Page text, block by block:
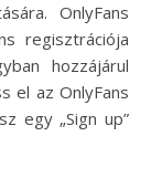
OnlyFans
regisztrációja
hozzájárul
el az OnlyFans
egy „Sign up”